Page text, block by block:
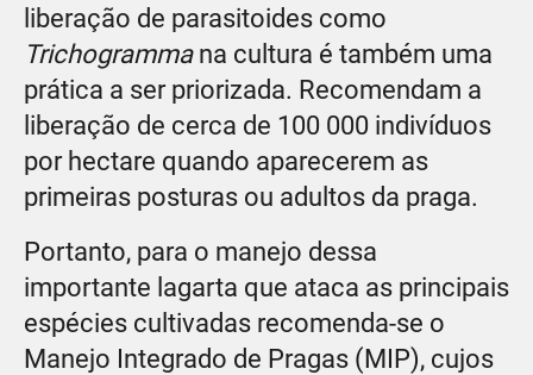
liberação de parasitoides como
Trichogrammana cultura é também uma
prática a ser priorizada. Recomendam a
liberação de cerca de 100 000 indivíduos
por hectare quando aparecerem as
primeiras posturas ou adultos da praga.
Portanto, para o manejo dessa
importante lagarta que ataca as principais
espécies cultivadas recomenda-se o
Manejo Integrado de Pragas (MIP), cujos